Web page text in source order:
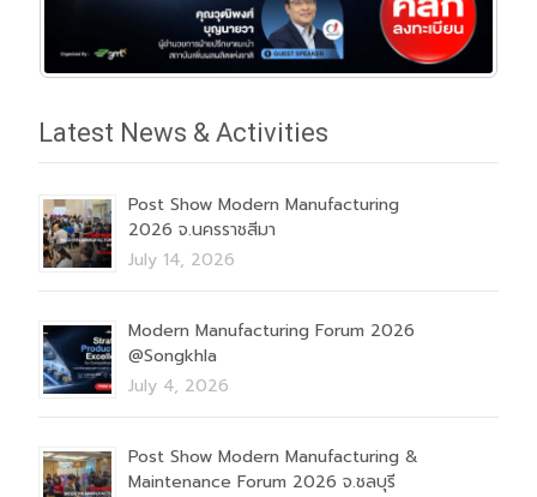
Latest News & Activities
Post Show Modern Manufacturing
2026 จ.นครราชสีมา
July 14, 2026
Modern Manufacturing Forum 2026
@Songkhla
July 4, 2026
Post Show Modern Manufacturing &
Maintenance Forum 2026 จ.ชลบุรี